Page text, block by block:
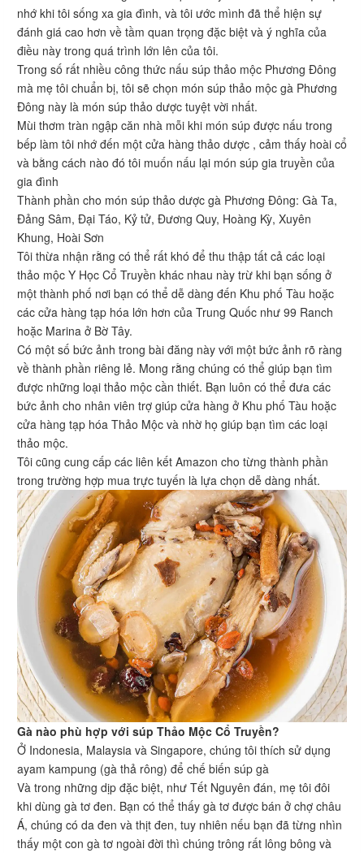
nhớ khi tôi sống xa gia đình, và tôi ước mình đã thể hiện sự
đánh giá cao hơn về tầm quan trọng đặc biệt và ý nghĩa của
điều này trong quá trình lớn lên của tôi.
Trong số rất nhiều công thức nấu súp thảo mộc Phương Đông
mà mẹ tôi chuẩn bị, tôi sẽ chọn món súp thảo mộc gà Phương
Đông này là món súp thảo dược tuyệt vời nhất.
Mùi thơm tràn ngập căn nhà mỗi khi món súp được nấu trong
bếp làm tôi nhớ đến một cửa hàng thảo dược , cảm thấy hoài cổ
và bằng cách nào đó tôi muốn nấu lại món súp gia truyền của
gia đình
Thành phần cho món súp thảo dược gà Phương Đông: Gà Ta,
Đảng Sâm, Đại Táo, Kỷ tử, Đương Quy, Hoàng Kỳ, Xuyên
Khung, Hoài Sơn
Tôi thừa nhận rằng có thể rất khó để thu thập tất cả các loại
thảo mộc Y Học Cổ Truyền khác nhau này trừ khi bạn sống ở
một thành phố nơi bạn có thể dễ dàng đến Khu phố Tàu hoặc
các cửa hàng tạp hóa lớn hơn của Trung Quốc như 99 Ranch
hoặc Marina ở Bờ Tây.
Có một số bức ảnh trong bài đăng này với một bức ảnh rõ ràng
về thành phần riêng lẻ. Mong rằng chúng có thể giúp bạn tìm
được những loại thảo mộc cần thiết. Bạn luôn có thể đưa các
bức ảnh cho nhân viên trợ giúp cửa hàng ở Khu phố Tàu hoặc
cửa hàng tạp hóa Thảo Mộc và nhờ họ giúp bạn tìm các loại
thảo mộc.
Tôi cũng cung cấp các liên kết Amazon cho từng thành phần
trong trường hợp mua trực tuyến là lựa chọn dễ dàng nhất.
Gà nào phù hợp với súp Thảo Mộc Cổ Truyền?
Ở Indonesia, Malaysia và Singapore, chúng tôi thích sử dụng
ayam kampung (gà thả rông) để chế biến súp gà
Và trong những dịp đặc biệt, như Tết Nguyên đán, mẹ tôi đôi
khi dùng gà tơ đen. Bạn có thể thấy gà tơ được bán ở chợ châu
Á, chúng có da đen và thịt đen, tuy nhiên nếu bạn đã từng nhìn
thấy một con gà tơ ngoài đời thì chúng trông rất lông bông và